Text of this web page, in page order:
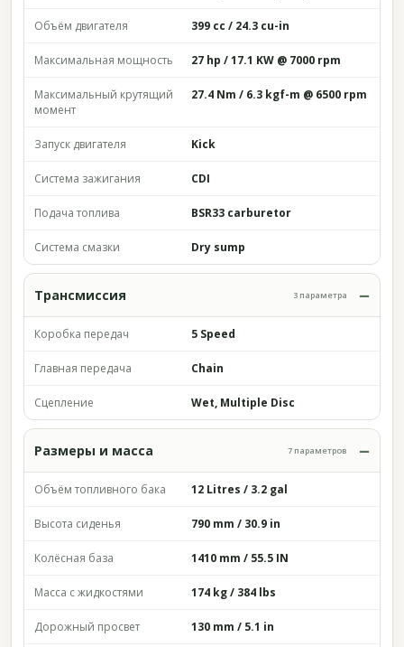
Объём двигателя 399 cc / 24.3 cu-in
Максимальная мощность 27 hp / 17.1 KW @ 7000 rpm
Максимальный крутящий
момент
27.4 Nm / 6.3 kgf-m @ 6500 rpm
Запуск двигателя Kick
Система зажигания CDI
Подача топлива BSR33 carburetor
Система смазки Dry sump
Трансмиссия 3 параметра
Коробка передач 5 Speed
Главная передача Chain
Сцепление Wet, Multiple Disc
Размеры и масса 7 параметров
Объём топливного бака 12 Litres / 3.2 gal
Высота сиденья 790 mm / 30.9 in
Колёсная база 1410 mm / 55.5 IN
Масса с жидкостями 174 kg / 384 lbs
Дорожный просвет 130 mm / 5.1 in